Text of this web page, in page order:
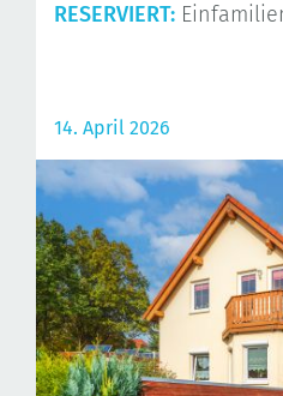
RESERVIERT:
14. April 2026